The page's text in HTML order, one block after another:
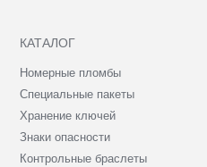
КАТАЛОГ
Номерные пломбы
Специальные пакеты
Хранение ключей
Знаки опасности
Контрольные браслеты